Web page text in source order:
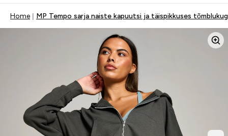
Home MP Tempo sarja naiste kapuutsi ja täispikkuses